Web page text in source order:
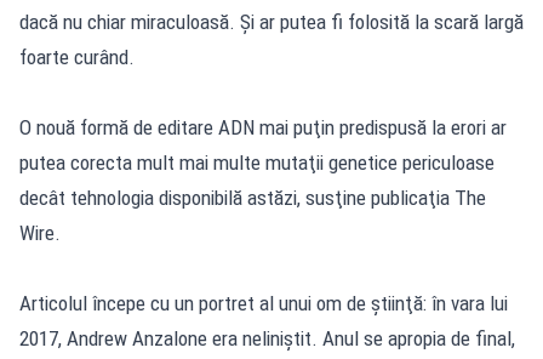
dacă nu chiar miraculoasă. Și ar putea fi folosită la scară largă
foarte curând.
O nouă formă de editare ADN mai puţin predispusă la erori ar
putea corecta mult mai multe mutaţii genetice periculoase
decât tehnologia disponibilă astăzi, susţine publicaţia The
Wire.
Articolul începe cu un portret al unui om de ştiinţă: în vara lui
2017, Andrew Anzalone era neliniştit. Anul se apropia de final,